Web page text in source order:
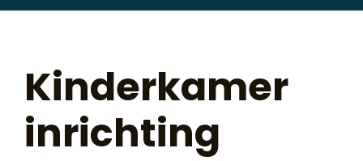
Kinderkamer
inrichting